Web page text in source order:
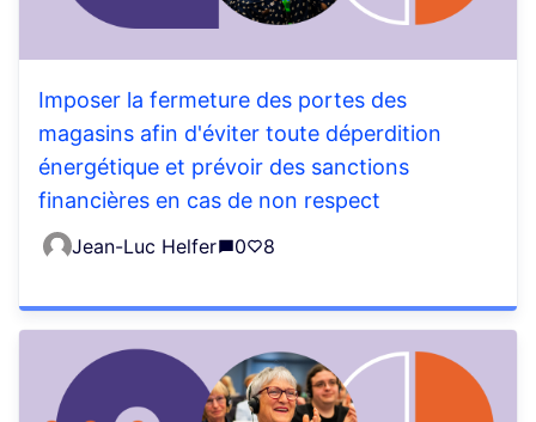
Imposer la fermeture des portes des
magasins afin d'éviter toute déperdition
énergétique et prévoir des sanctions
financières en cas de non respect
Jean-Luc Helfer 0 8